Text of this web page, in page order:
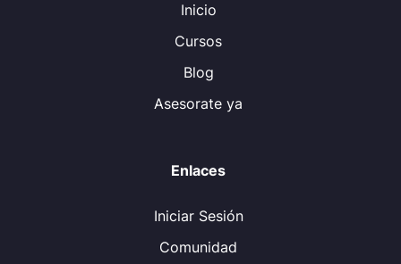
Inicio
Cursos
Blog
Asesorate ya
Enlaces
Iniciar Sesión
Comunidad